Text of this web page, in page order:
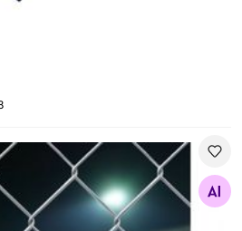
Otsi sarnaseid